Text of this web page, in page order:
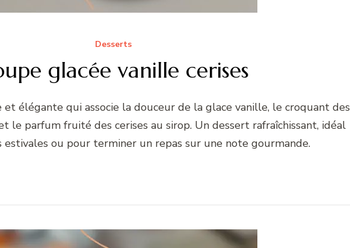
Desserts
glacée vanille cerises
et élégante qui associe la douceur de la glace vanille, le croquant des
le parfum fruité des cerises au sirop. Un dessert rafraîchissant, idéal
estivales ou pour terminer un repas sur une note gourmande.